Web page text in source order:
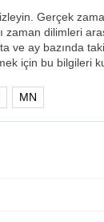
Gerçek
zaman dilimleri
ve ay bazında
için bu bilgileri
MN